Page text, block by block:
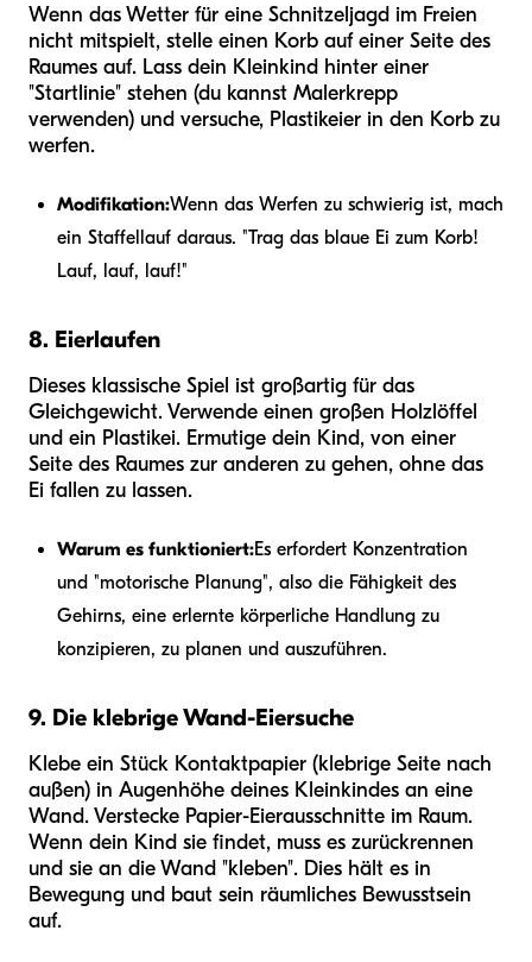
Wenn das Wetter für eine Schnitzeljagd im Freien
nicht mitspielt, stelle einen Korb auf einer Seite des
Raumes auf. Lass dein Kleinkind hinter einer
"Startlinie" stehen (du kannst Malerkrepp
verwenden) und versuche, Plastikeier in den Korb zu
werfen.
Modifikation:Wenn das Werfen zu schwierig ist, mach
ein Staffellauf daraus. "Trag das blaue Ei zum Korb!
Lauf, lauf, lauf!"
8. Eierlaufen
Dieses klassische Spiel ist großartig für das
Gleichgewicht. Verwende einen großen Holzlöffel
und ein Plastikei. Ermutige dein Kind, von einer
Seite des Raumes zur anderen zu gehen, ohne das
Ei fallen zu lassen.
Warum es funktioniert:Es erfordert Konzentration
und "motorische Planung", also die Fähigkeit des
Gehirns, eine erlernte körperliche Handlung zu
konzipieren, zu planen und auszuführen.
9. Die klebrige Wand-Eiersuche
Klebe ein Stück Kontaktpapier (klebrige Seite nach
außen) in Augenhöhe deines Kleinkindes an eine
Wand. Verstecke Papier-Eierausschnitte im Raum.
Wenn dein Kind sie findet, muss es zurückrennen
und sie an die Wand "kleben". Dies hält es in
Bewegung und baut sein räumliches Bewusstsein
auf.